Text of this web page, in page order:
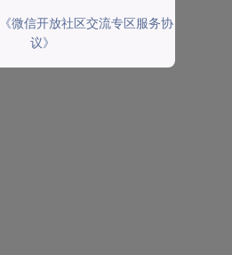
《微信开放社区交流专区服务协
议》